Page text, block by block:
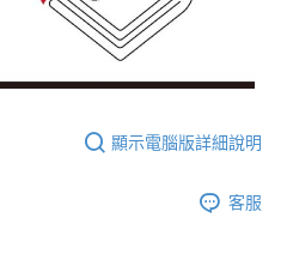
顯示電腦版詳細說明
客服